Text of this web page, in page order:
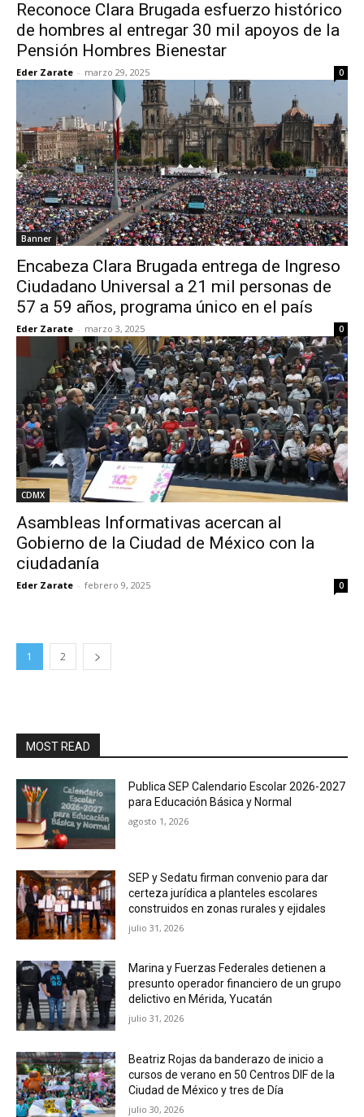
Reconoce Clara Brugada esfuerzo histórico
de hombres al entregar 30 mil apoyos de la
Pensión Hombres Bienestar
Eder Zarate - marzo 29, 2025 0
Banner
Encabeza Clara Brugada entrega de Ingreso
Ciudadano Universal a 21 mil personas de
57 a 59 años, programa único en el país
Eder Zarate - marzo 3, 2025 0
CDMX
Asambleas Informativas acercan al
Gobierno de la Ciudad de México con la
ciudadanía
Eder Zarate - febrero 9, 2025 0
1 2
MOST READ
Publica SEP Calendario Escolar 2026-2027
para Educación Básica y Normal
agosto 1, 2026
SEP y Sedatu firman convenio para dar
certeza jurídica a planteles escolares
construidos en zonas rurales y ejidales
julio 31, 2026
Marina y Fuerzas Federales detienen a
presunto operador financiero de un grupo
delictivo en Mérida, Yucatán
julio 31, 2026
Beatriz Rojas da banderazo de inicio a
cursos de verano en 50 Centros DIF de la
Ciudad de México y tres de Día
julio 30, 2026